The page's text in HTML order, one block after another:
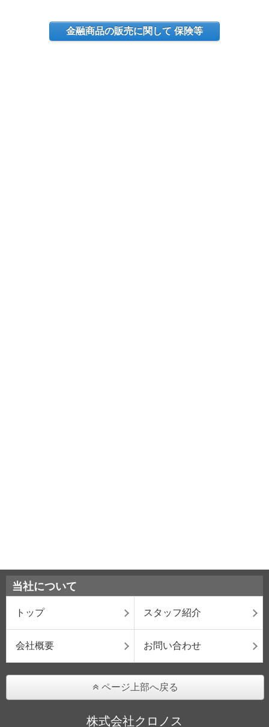
金融商品の販売に関して 保険等
当社について
トップ スタッフ紹介
会社概要 お問い合わせ
ページ上部へ戻る
株式会社クロノス